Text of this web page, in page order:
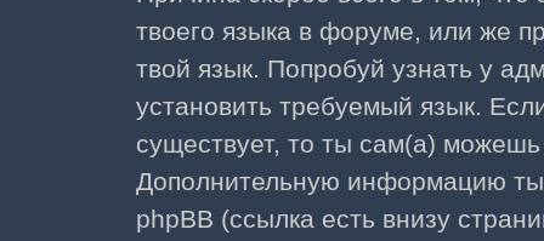
твоего языка в форуме, или же
твой язык. Попробуй узнать у
установить требуемый язык.
существует, то ты сам(а)
Дополнительную информацию
phpBB (ссылка есть внизу